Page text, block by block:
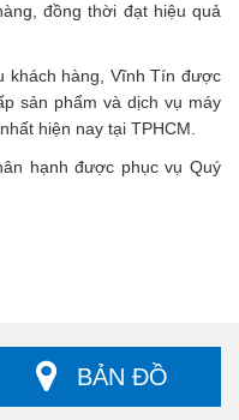
đồng thời đạt hiệu quả
khách hàng, Vĩnh Tín được
sản phẩm và dịch vụ máy
hiện nay tại TPHCM.
hạnh được phục vụ Quý
BẢN ĐỒ